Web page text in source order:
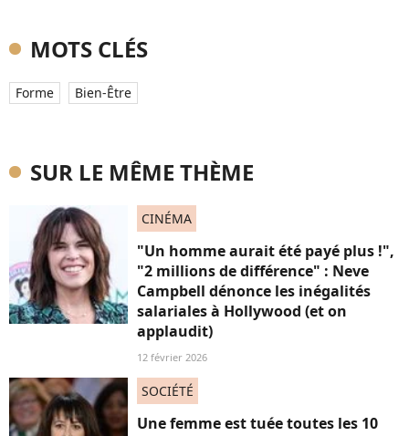
MOTS CLÉS
Forme Bien-Être
SUR LE MÊME THÈME
CINÉMA
"Un homme aurait été payé plus !",
"2 millions de différence" : Neve
Campbell dénonce les inégalités
salariales à Hollywood (et on
applaudit)
12 février 2026
SOCIÉTÉ
Une femme est tuée toutes les 10